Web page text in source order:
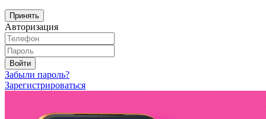
Принять
Авторизация
Войти
Забыли пароль?
Зарегистрироваться